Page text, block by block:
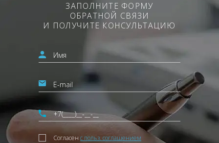
ЗАПОЛНИТЕ ФОРМУ
ОБРАТНОЙ СВЯЗИ
И ПОЛУЧИТЕ КОНСУЛЬТАЦИЮ
Согласен с польз. соглашением